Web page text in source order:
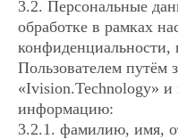
3.2. Персональные
обработке в рамках
конфиденциальности,
Пользователем путём
«Ivision.Technology»
информацию:
3.2.1. фамилию, имя,